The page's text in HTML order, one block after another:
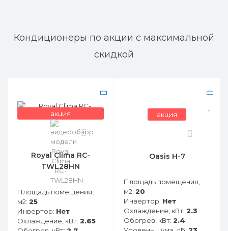
Кондиционеры по акции с максимальной
скидкой
акция
0
Royal Clima RC-
TWL28HN
Площадь помещения,
м2: 25
Инвертор: Нет
Охлаждение, кВт: 2.65
акция
Oasis H-7
Площадь помещения,
м2: 20
Инвертор: Нет
Охлаждение, кВт: 2.3
Обогрев, кВт: 2.4